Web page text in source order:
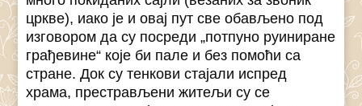
цркве), иако је и овај пут све обављено под
изговором да су посреди „потпуно руиниране
грађевине“ које би пале и без помоћи са
стране. Док су тенкови стајали испред
храма, престрављени житељи су се